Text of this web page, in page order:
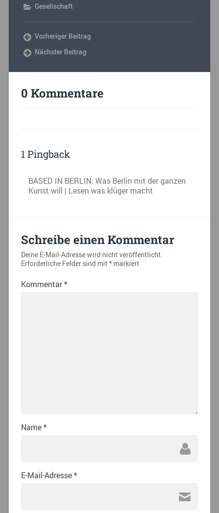
Gesellschaft
Vorheriger Beitrag
Nächster Beitrag
0 Kommentare
1 Pingback
BASED IN BERLIN: Was Berlin mit der ganzen
Kunst will | Lesen was klüger macht
Schreibe einen Kommentar
Deine E-Mail-Adresse wird nicht veröffentlicht.
Erforderliche Felder sind mit*markiert
Kommentar*
Name*
E-Mail-Adresse*